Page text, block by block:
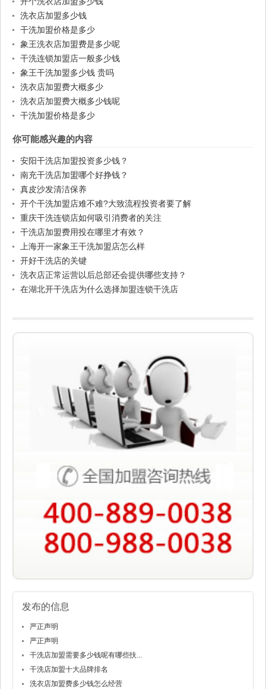
洗衣店加盟多少钱
干洗加盟价格是多少
象王洗衣店加盟费是多少呢
干洗连锁加盟店一般多少钱
象王干洗加盟多少钱 贵吗
洗衣店加盟费大概多少
洗衣店加盟费大概多少钱呢
干洗加盟价格是多少
你可能感兴趣的内容
安阳干洗店加盟投资多少钱？
南充干洗店加盟哪个好挣钱？
真皮沙发清洁保养
开个干洗加盟店难不难?大致流程投资者要了解
重庆干洗连锁店如何吸引消费者的关注
干洗店加盟费用投在哪里才有效？
上海开一家象王干洗加盟店怎么样
开好干洗店的关键
洗衣店正常运营以后总部还会提供哪些支持？
在湖北开干洗店为什么选择加盟连锁干洗店
发布的信息
严正声明
严正声明
干洗店加盟需要多少钱呢有哪些扶...
干洗店加盟十大品牌排名
洗衣店加盟费多少钱怎么经营